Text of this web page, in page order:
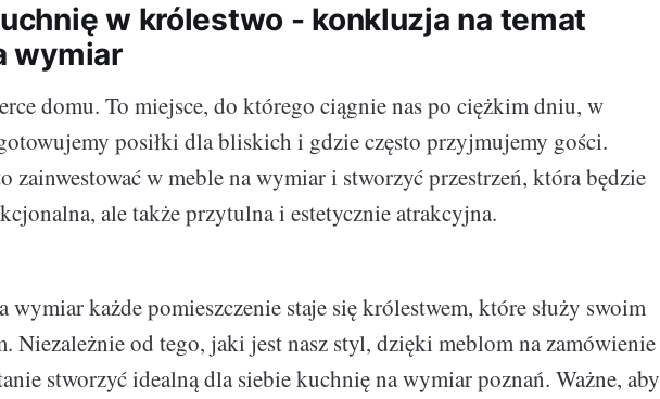
w królestwo - konkluzja na temat
wymiar
domu. To miejsce, do którego ciągnie nas po ciężkim dniu, w
posiłki dla bliskich i gdzie często przyjmujemy gości.
zainwestować w meble na wymiar i stworzyć przestrzeń, która będzie
ale także przytulna i estetycznie atrakcyjna.
wymiar każde pomieszczenie staje się królestwem, które służy swoim
Niezależnie od tego, jaki jest nasz styl, dzięki meblom na zamówienie
stworzyć idealną dla siebie kuchnię na wymiar poznań. Ważne, aby